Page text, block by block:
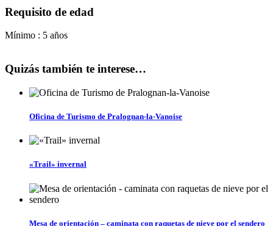
Requisito de edad
Mínimo : 5 años
Quizás también te interese…
Oficina de Turismo de Pralognan-la-Vanoise
«Trail» invernal
Mesa de orientación – caminata con raquetas de nieve por el sendero